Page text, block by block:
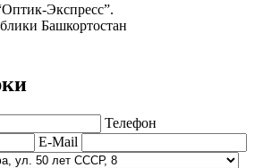
Экспресс”.
Башкортостан
Телефон
E-Mail